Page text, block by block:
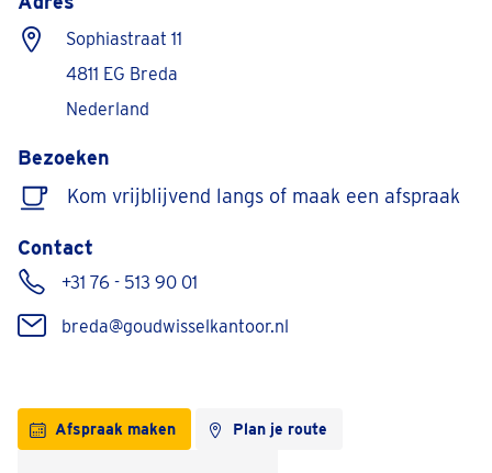
Sophiastraat 11
4811 EG Breda
Nederland
Bezoeken
Kom vrijblijvend langs of maak een afspraak
Contact
+31 76 - 513 90 01
breda@goudwisselkantoor.nl
Afspraak maken Plan je route